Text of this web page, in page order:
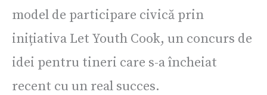
model de participare civică prin
inițiativa Let Youth Cook, un concurs de
idei pentru tineri care s-a încheiat
recent cu un real succes.